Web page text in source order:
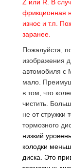
Z или R. В
фрикционная
износ и т.п.
заранее.
Пожалуйста,
изображения
автомобиля с
мало.
в том, что
чистить.
не от стружки
тормозного
низкий
колодки
диска. Это